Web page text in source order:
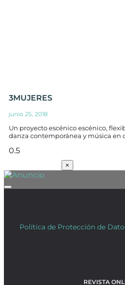
3MUJERES
junio 25, 2018
Un proyecto escénico escénico,
danza contemporánea y música en
×
Política de Protección de
REVISTA